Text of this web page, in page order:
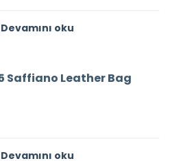
Devamını oku
Saffiano Leather Bag
Devamını oku